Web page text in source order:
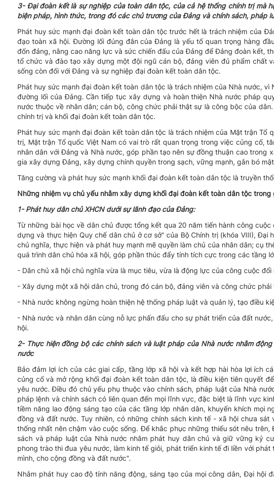
3- Đại đoàn kết là sự nghiệp của toàn dân tộc, của cả hệ thống chính trị mà
biện pháp, hình thức, trong đó các chủ trương của Đảng và chính sách, pháp
Phát huy sức mạnh đại đoàn kết toàn dân tộc trước hết là trách nhiệm của
đạo toàn xã hội. Đường lối đúng đắn của Đảng là yếu tố quan trọng hàng
đốn đảng, nâng cao năng lực và sức chiến đấu của Đảng để Đảng đoàn kết,
tổ chức và đào tạo xây dựng một đội ngũ cán bộ, đảng viên đủ phẩm chất
sống còn đối với Đảng và sự nghiệp đại đoàn kết toàn dân tộc.
Phát huy sức mạnh đại đoàn kết toàn dân tộc là trách nhiệm của Nhà nước,
đường lối của Đảng. Cần tiếp tục xây dựng và hoàn thiện Nhà nước pháp
nước thuộc về nhân dân; cán bộ, công chức phải thật sự là công bộc của
chính trị và khối đại đoàn kết toàn dân tộc.
Phát huy sức mạnh đại đoàn kết toàn dân tộc là trách nhiệm của Mặt trận
trị, Mặt trận Tổ quốc Việt Nam có vai trò rất quan trọng trong việc củng cố,
nhân dân với Đảng và Nhà nước, góp phần tạo nên sự đồng thuận cao trong
gia xây dựng Đảng, xây dựng chính quyền trong sạch, vững mạnh, gắn bó
Tăng cường và phát huy sức mạnh khối đại đoàn kết toàn dân tộc là truyền
Những nhiệm vụ chủ yếu nhằm xây dựng khối đại đoàn kết toàn dân tộc trong
1- Phát huy dân chủ XHCN dưới sự lãnh đạo của Đảng:
Từ những bài học về dân chủ được tổng kết qua 20 năm tiến hành công
dựng và thực hiện Quy chế dân chủ ở cơ sở" của Bộ Chính trị (khóa VIII),
chủ nghĩa, thực hiện và phát huy mạnh mẽ quyền làm chủ của nhân dân; cụ
quá trình dân chủ hóa xã hội, góp phần thúc đẩy tính tích cực trong các tầng
- Dân chủ xã hội chủ nghĩa vừa là mục tiêu, vừa là động lực của công cuộc đổi
- Xây dựng một xã hội dân chủ, trong đó cán bộ, đảng viên và công chức
- Nhà nước không ngừng hoàn thiện hệ thống pháp luật và quản lý, tạo điều
- Nhà nước và nhân dân cùng nỗ lực phấn đấu cho sự phát triển của đất
hội.
2- Thực hiện đồng bộ các chính sách và luật pháp của Nhà nước nhằm
nước
Bảo đảm lợi ích của các giai cấp, tầng lớp xã hội và kết hợp hài hòa lợi ích
củng cố và mở rộng khối đại đoàn kết toàn dân tộc, là điều kiện tiên quyết
yêu nước. Điều đó chủ yếu phụ thuộc vào chính sách, pháp luật của Nhà
pháp lệnh và chính sách có liên quan đến mọi lĩnh vực, đặc biệt là lĩnh vực
tiềm năng lao động sáng tạo của các tầng lớp nhân dân, khuyến khích mọi
đồng và đất nước. Tuy nhiên, có những chính sách kinh tế - xã hội chưa
thống nhất nên chậm vào cuộc sống. Để khắc phục những thiếu sót nêu
sách và pháp luật của Nhà nước nhằm phát huy dân chủ và giữ vững kỷ
phong trào thi đua yêu nước, làm kinh tế giỏi, phát triển kinh tế đi liền với
mình, cho cộng đồng và đất nước".
Nhằm phát huy cao độ tính năng động, sáng tạo của mọi công dân, Đại hội